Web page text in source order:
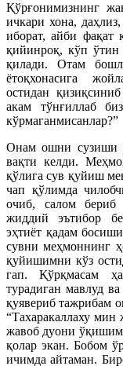
Қўрғонимизнинг
ичкари хона,
иборат, айби фақат
қийинроқ, кўп ўтин
қилади. Отам
ётоқхонасига
остидан
акам тўнғиллаб
кўрмаганмисанлар?”
Онам ошни сузиши
вақти келди.
қўлига сув қуйиш
чап қўлимда
очиб, салом
жиддий эътибор
эҳтиёт қадам
сувни меҳмоннинг
қуйишимни кўз
гап. Қўрқмасам
турадиган мавлуд
қуявериб тажрибам
“Тахаракаллаху
жавоб дуони ўқишим
қолар экан. Бобом
ичимда айтаман.